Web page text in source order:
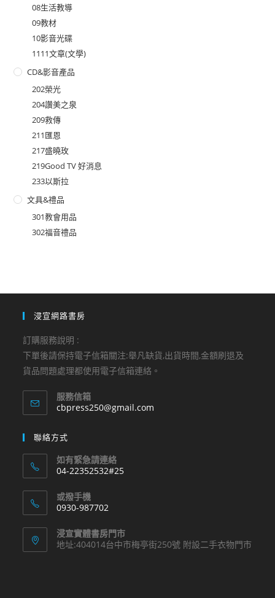
08生活教導
09教材
10影音光碟
1111文章(文學)
CD&影音產品
202榮光
204讚美之泉
209救傳
211匯恩
217盛曉玫
219Good TV 好消息
233以斯拉
文具&禮品
301教會用品
302福音禮品
浸宣網路書房
訂購服務說明 :
下單後請保持電子信箱關注:舉凡缺貨,出貨時間,金額刷退及
貨品問題處理都使用電子信箱連絡。
服務信箱
cbpress250@gmail.com
聯絡方式
如有緊急請連絡
04-22352532#25
in
your
application
或撥手機
0930-987702
in
your
浸宣實體書房門市
地址:404014台中市梅亭街250號 附設二手衣物門市